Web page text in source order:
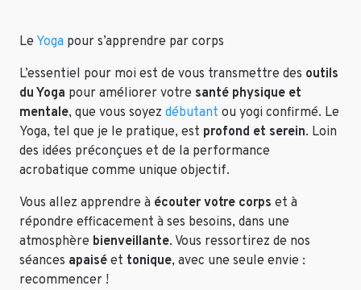
Le Yoga pour s’apprendre par corps
L’essentiel pour moi est de vous transmettre des outils
du Yoga pour améliorer votre santé physique et
mentale, que vous soyez débutant ou yogi confirmé. Le
Yoga, tel que je le pratique, est profond et serein. Loin
des idées préconçues et de la performance
acrobatique comme unique objectif.
Vous allez apprendre à écouter votre corps et à
répondre efficacement à ses besoins, dans une
atmosphère bienveillante. Vous ressortirez de nos
séances apaisé et tonique, avec une seule envie :
recommencer !